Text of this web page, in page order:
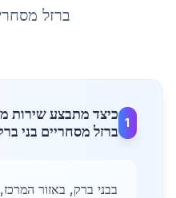
ברזל
1
כיצד מתבצע שירות
ברזל מסחריים בני
בבני ברק, באזור